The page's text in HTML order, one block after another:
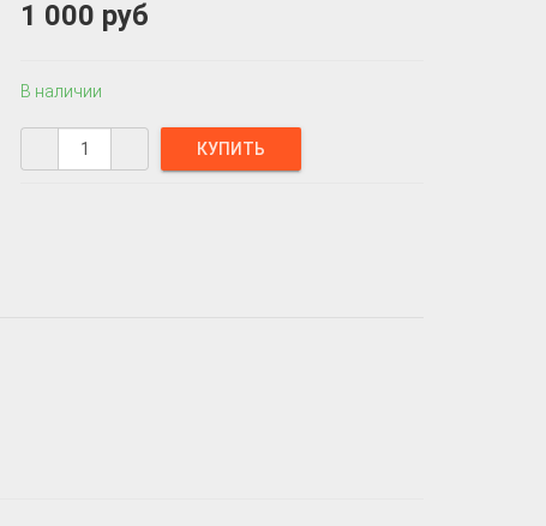
1 000 руб
В наличии